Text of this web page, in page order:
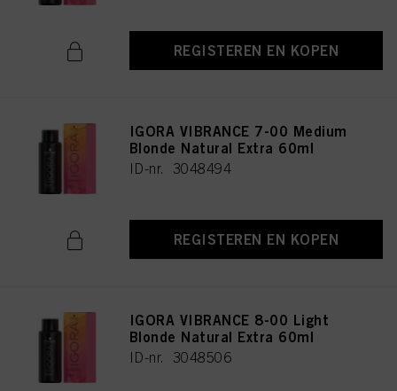
REGISTEREN EN KOPEN
IGORA VIBRANCE 7-00 Medium
Blonde Natural Extra 60ml
ID-nr. 3048494
REGISTEREN EN KOPEN
IGORA VIBRANCE 8-00 Light
Blonde Natural Extra 60ml
ID-nr. 3048506